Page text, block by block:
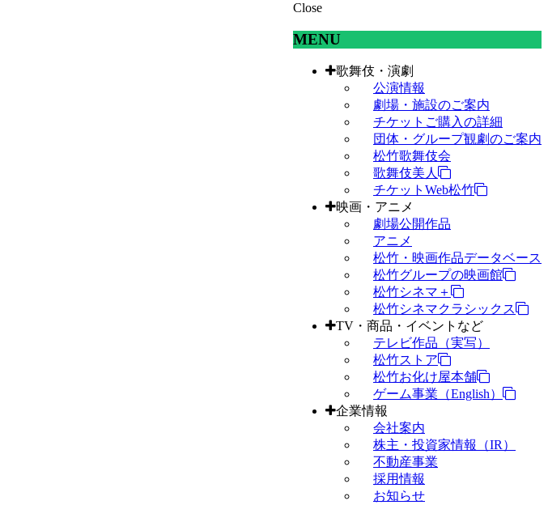
Close
MENU
歌舞伎・演劇
公演情報
劇場・施設のご案内
チケットご購入の詳細
団体・グループ観劇のご案内
松竹歌舞伎会
歌舞伎美人
チケットWeb松竹
映画・アニメ
劇場公開作品
アニメ
松竹・映画作品データベース
松竹グループの映画館
松竹シネマ＋
松竹シネマクラシックス
TV・商品・イベントなど
テレビ作品（実写）
松竹ストア
松竹お化け屋本舗
ゲーム事業（English）
企業情報
会社案内
株主・投資家情報（IR）
不動産事業
採用情報
お知らせ